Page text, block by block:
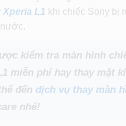
L1 khi chiếc Sony bị
nước.
kiểm tra màn hình
miễn phí hay thay mặt
đến dịch vụ thay màn
nhé!